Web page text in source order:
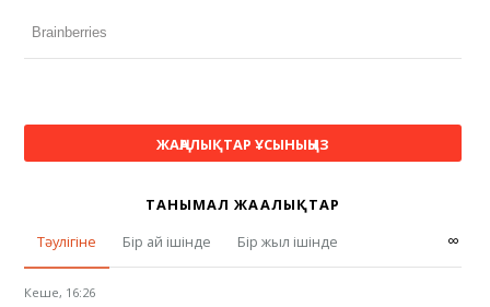
ЖАҢАЛЫҚТАР ҰСЫНЫҢЫЗ
ТАНЫМАЛ ЖАҢАЛЫҚТАР
Тәулігіне
Бір ай ішінде Бір жыл ішінде ∞
Кеше, 16:26